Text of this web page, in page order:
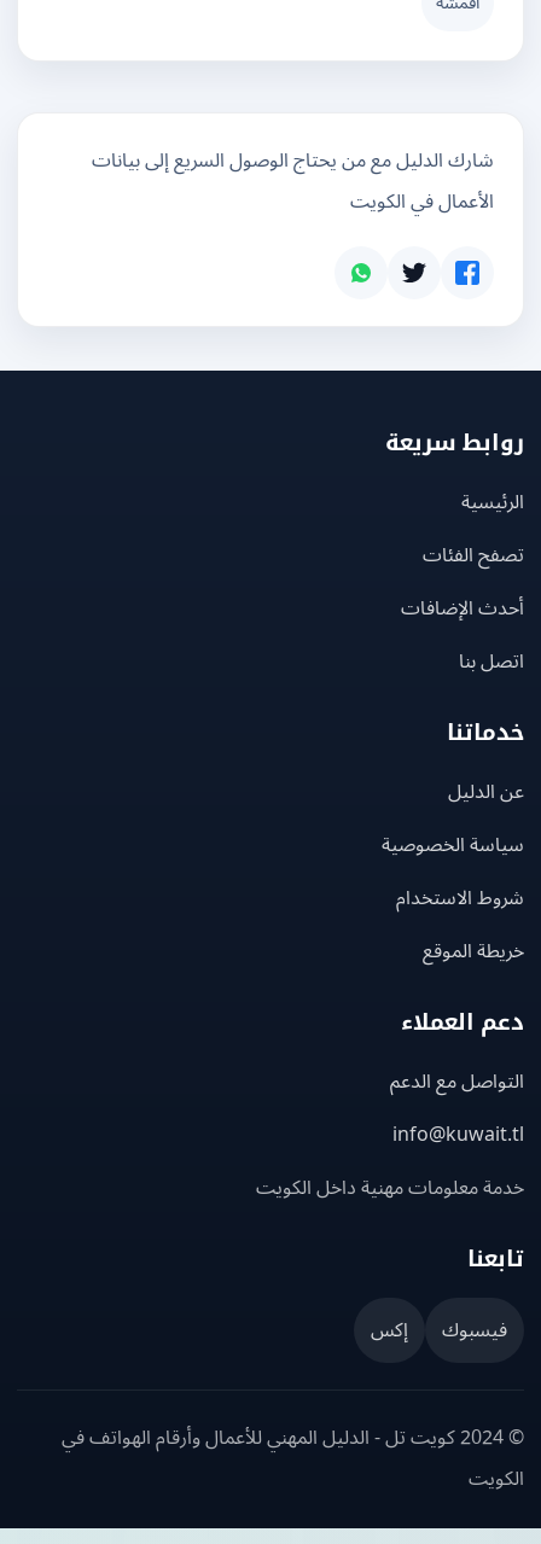
شارك الدليل مع من يحتاج الوصول السريع إلى بيانات
الأعمال في الكويت
سريعة
الفئات
الإضافات
بنا
الخصوصية
الاستخدام
الموقع
العملاء
مع الدعم
معلومات مهنية داخل الكويت
إكس
© 2024 كويت تل - الدليل المهني للأعمال وأرقام الهواتف في